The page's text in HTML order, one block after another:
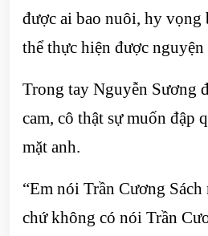
được ai bao nuôi, hy vọng
thể thực hiện được
Trong tay Nguyễn Sương
cam, cô thật sự muốn đập
mặt anh.
“Em nói Trần Cương
chứ không có nói Trần